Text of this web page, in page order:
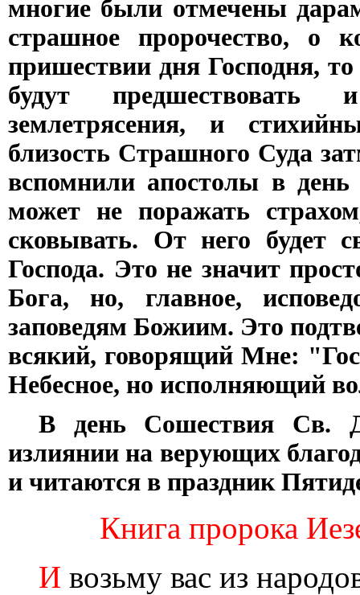
многие были отмечены
страшное пророчество, о
пришествии дня Господня,
будут
землетрясения, и
близость Страшного Суда
вспомнили апостолы в
может не поражать
сковывать. От него будет
Господа. Это не значит
Бога, но, главное,
заповедям Божиим. Это
всякий, говорящий Мне:
Небесное, но исполняющий
В день Сошествия Св.
излиянии на верующих
и читаются в праздник
Книга пророка
И возьму вас из